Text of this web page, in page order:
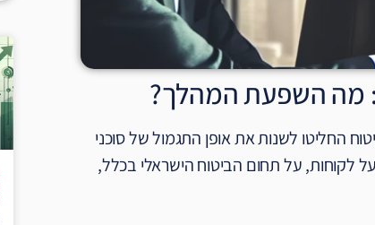
מה השפעת המהלך?
החליטו לשנות את אופן התגמול של סוכני
לקוחות, על תחום הביטוח הישראלי בכלל,